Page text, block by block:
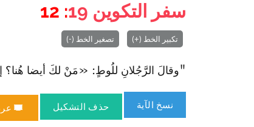
سفر التكوين 19
: 12
تكبير الخط (+) تصغير الخط (-)
"وقالَ الرَّجُلانِ للُوطٍ: «مَنْ لكَ أيضا هُنا؟ إنْ
نسخ الآية حذف التشكيل